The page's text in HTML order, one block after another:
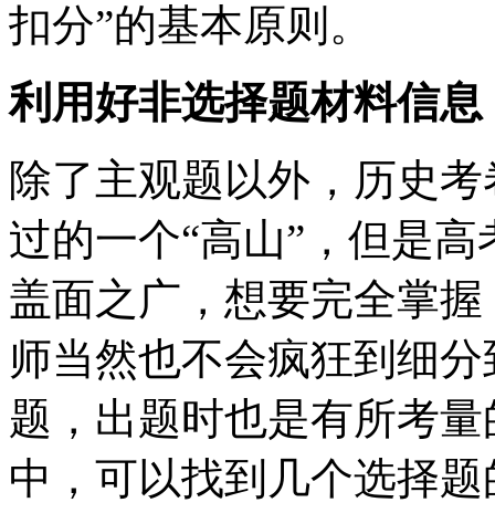
扣分”的基本原则。
利用好非选择题材料信息
除了主观题以外，历史
过的一个“高山”，但是
盖面之广，想要完全掌
师当然也不会疯狂到细
题，出题时也是有所考
中，可以找到几个选择